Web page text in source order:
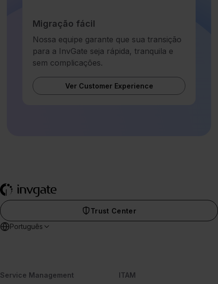
Migração fácil
Nossa equipe garante que sua transição
para a InvGate seja rápida, tranquila e
sem complicações.
Ver Customer Experience
Trust Center
Português
Service Management ITAM